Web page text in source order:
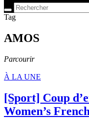
Tag
AMOS
Parcourir
À LA UNE
[Sport] Coup
Women’s